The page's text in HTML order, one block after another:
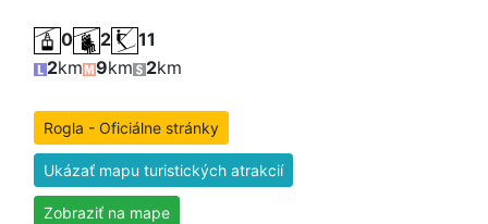
0 2
11
2km 9km 2km
Rogla - Oficiálne stránky
Ukázať mapu turistických atrakcií
Zobraziť na mape